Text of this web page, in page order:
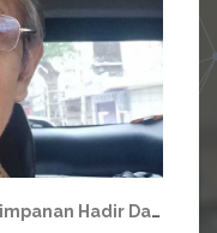
Perlukah Lembaga Penjamin Simpanan Hadir Dalam Usaha Simpan Pinjam Koperasi?